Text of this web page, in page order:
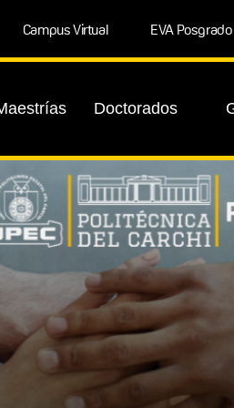
Campus Virtual EVA Posgrado
Doctorados